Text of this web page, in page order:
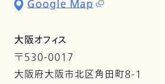
Google Map
大阪オフィス
〒530-0017
大阪府大阪市北区角田町8-1